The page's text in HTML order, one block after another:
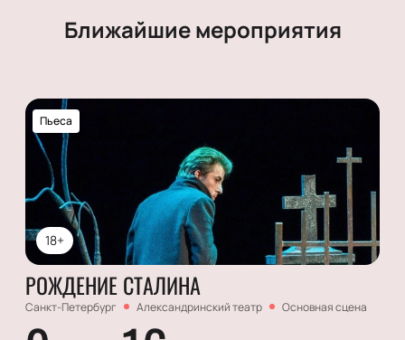
Ближайшие мероприятия
18+
Пьеса
РОЖДЕНИЕ СТАЛИНА
Санкт-Петербург Александринский театр Основная сцена